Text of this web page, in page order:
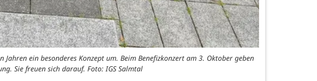
ein besonderes Konzept um. Beim Benefizkonzert am 3. Oktober geben
Sie freuen sich darauf. Foto: IGS Salmtal